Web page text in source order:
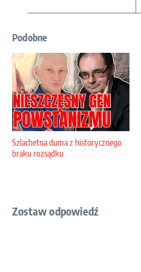
Podobne
Szlachetna duma z historycznego
braku rozsądku
Zostaw odpowiedź